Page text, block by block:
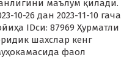
маълум қилади.
10-26 дан 2023-11-10 гача
IDси: 87969 Ҳурматли
шахслар кенг
фаол